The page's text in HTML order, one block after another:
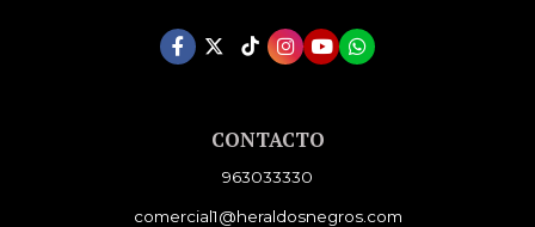
CONTACTO
963033330
comercial1@heraldosnegros.com